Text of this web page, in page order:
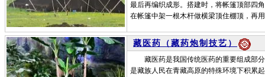
最后再编织成形。搭建时，将帐篷顶部四
在帐篷中架一根木杆做横梁顶住棚顶，
藏医药（藏药炮制技艺）
藏医药是我国传统医药的重要组成部分
是藏族人民在青藏高原的特殊环境下积累